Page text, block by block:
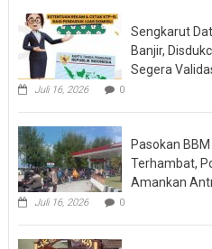
Sengkarut
Banjir,
Segera
Juli 16, 2026 0
Pasokan
Terhambat,
Amankan
Juli 16, 2026 0